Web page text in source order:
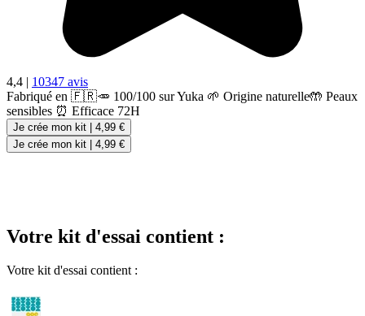
4,4 | 10347 avis
Fabriqué en 🇫🇷🥕 100/100 sur Yuka 🌱 Origine naturelle🤲 Peaux
sensibles ⏰ Efficace 72H
Je crée mon kit | 4,99 €
Je crée mon kit | 4,99 €
Votre kit d'essai contient :
Votre kit d'essai contient :